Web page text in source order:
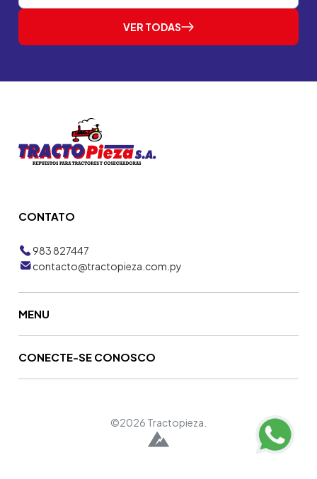
VER TODAS
CONTATO
983 827447
contacto@tractopieza.com.py
MENU
CONECTE-SE CONOSCO
©2026 Tractopieza.